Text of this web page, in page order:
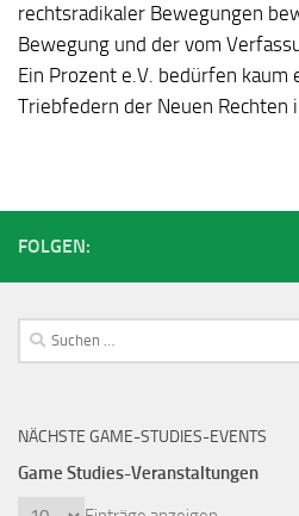
rechtsradikaler Bewegungen
Bewegung und der vom
Ein Prozent e.V. bedürfen kaum
Triebfedern der Neuen Rechten
FOLGEN:
Suchen
nach:
NÄCHSTE GAME-STUDIES-EVENTS
Game Studies-Veranstaltungen